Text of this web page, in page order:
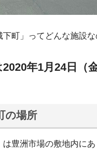
下町」ってどんな施設
年1月24日（
の場所
は豊洲市場の敷地内に